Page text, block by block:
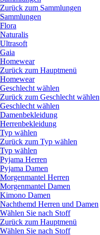
Zurück zum Sammlungen
Sammlungen
Flora
Naturalis
Ultrasoft
Gaia
Homewear
Zurück zum Hauptmenü
Homewear
Geschlecht wählen
Zurück zum Geschlecht wählen
Geschlecht wählen
Damenbekleidung
Herrenbekleidung
Typ wählen
Zurück zum Typ wählen
Typ wählen
Pyjama Herren
Pyjama Damen
Morgenmantel Herren
Morgenmantel Damen
Kimono Damen
Nachthemd Herren und Damen
Wählen Sie nach Stoff
Zurück zum Hauptmenü
Wählen Sie nach Stoff